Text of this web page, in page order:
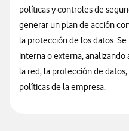
políticas y controles de
generar un plan de acción
la protección de los datos.
interna o externa,
la red, la protección de
políticas de la empresa.